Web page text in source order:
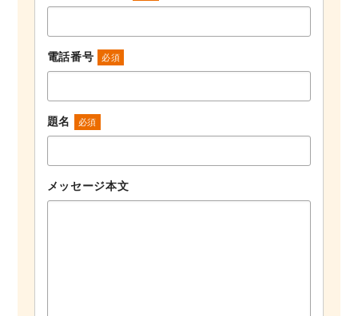
電話番号 必須
題名 必須
メッセージ本文